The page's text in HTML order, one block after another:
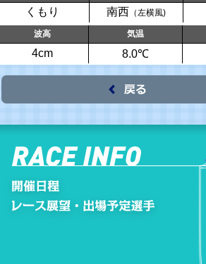
くもり 南西 （左横風)
波高 気温
4cm 8.0℃